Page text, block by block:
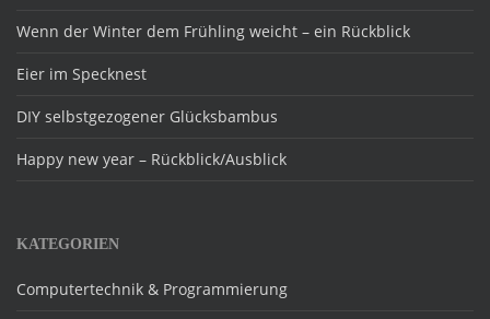
Wenn der Winter dem Frühling weicht – ein Rückblick
Eier im Specknest
DIY selbstgezogener Glücksbambus
Happy new year – Rückblick/Ausblick
KATEGORIEN
Computertechnik & Programmierung